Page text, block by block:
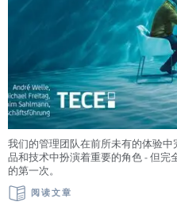
我们的管理团队在前所未有的体验
品和技术中扮演着重要的角色 - 但完
的第一次。
阅读文章